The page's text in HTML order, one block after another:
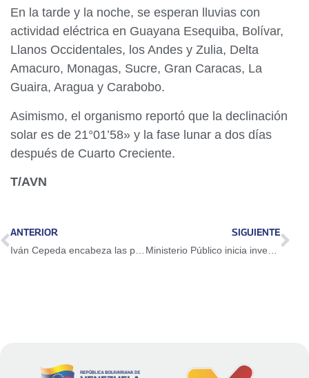
En la tarde y la noche, se esperan lluvias con
actividad eléctrica en Guayana Esequiba, Bolívar,
Llanos Occidentales, los Andes y Zulia, Delta
Amacuro, Monagas, Sucre, Gran Caracas, La
Guaira, Aragua y Carabobo.
Asimismo, el organismo reportó que la declinación
solar es de 21°01’58» y la fase lunar a dos días
después de Cuarto Creciente.
T/AVN
ANTERIOR SIGUIENTE